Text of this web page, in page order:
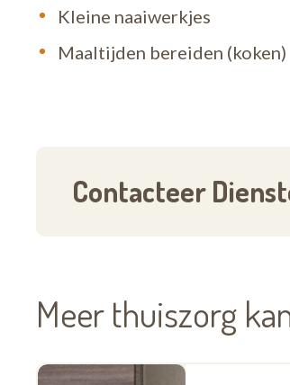
Kleine naaiwerkjes
Maaltijden bereiden (koken)
Contacteer
Meer thuiszorg